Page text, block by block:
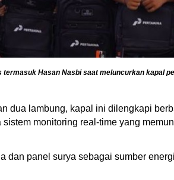
Hasan Nasbi saat meluncurkan kapal
dua lambung, kapal ini dilengkapi
monitoring real-time yang
dan panel surya sebagai sumber